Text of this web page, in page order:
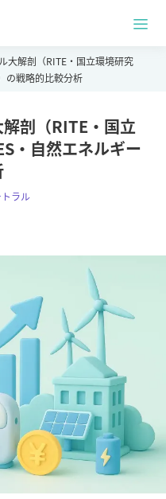
大解剖（RITE・国立環境研究
の戦略的比較分析
剖（RITE・国立
・自然エネルギー
ラル